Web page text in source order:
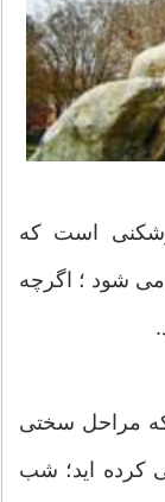
است که
می شود ؛ اگرچه
که مراحل سختی
کرده اید؛ شب